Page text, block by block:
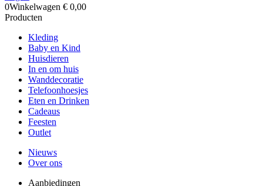
0Winkelwagen € 0,00
Producten
Kleding
Baby en Kind
Huisdieren
In en om huis
Wanddecoratie
Telefoonhoesjes
Eten en Drinken
Cadeaus
Feesten
Outlet
Nieuws
Over ons
Aanbiedingen